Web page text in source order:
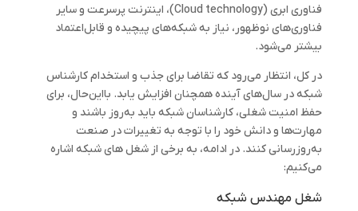
فناوری ابری (Cloud technology)، اینترنت پرسرعت و سایر
فناوری‌های نوظهور، نیاز به شبکه‌های پیچیده و قابل‌اعتماد
بیشتر می‌شود.
در کل، انتظار می‌رود که تقاضا برای جذب و استخدام کارشناس
شبکه در سال‌های آینده همچنان افزایش یابد. بااین‌حال، برای
حفظ امنیت شغلی، کارشناسان شبکه باید به‌روز باشند و
مهارت‌ها و دانش خود را با توجه به تغییرات در صنعت
به‌روزرسانی کنند. در ادامه، به برخی از شغل ‌های شبکه‌ اشاره
می‌کنیم:
شغل مهندس شبکه